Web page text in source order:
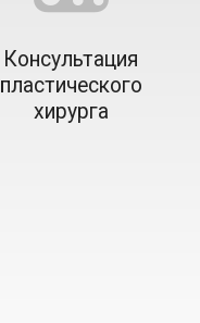
Консультация
пластического
хирурга